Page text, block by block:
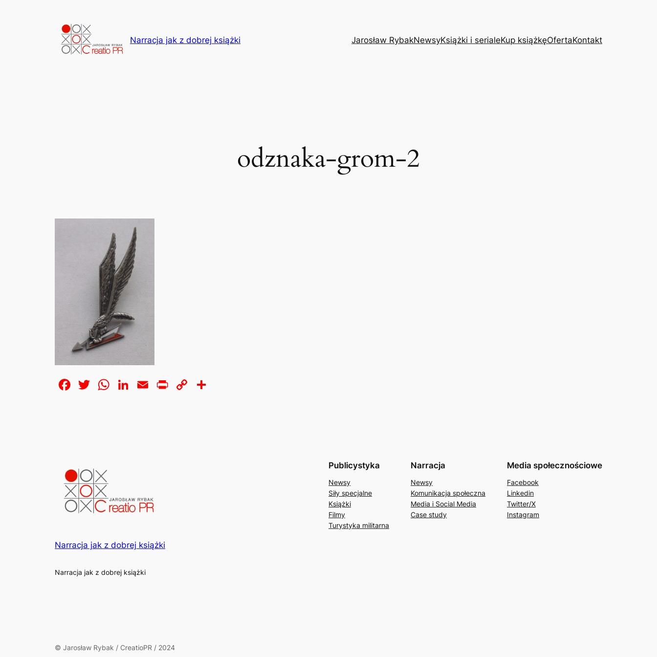
Narracja jak z dobrej książki Jarosław RybakNewsyKsiążki i serialeKup książkęOfertaKontakt
odznaka-grom-2
Facebook
Twitter
WhatsApp
LinkedIn
EmailPrintCopy
Narracja jak z dobrej książki
Narracja jak z dobrej książki
Publicystyka
Newsy
Siły specjalne
Książki
Filmy
Turystyka militarna
Narracja
Newsy
Komunikacja społeczna
Media i Social Media
Case study
Media społecznościowe
Facebook
Linkedin
Twitter/X
Instagram
© Jarosław Rybak / CreatioPR / 2024